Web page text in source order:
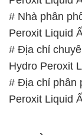
# Địa chỉ
Peroxit Liquid
📞PHÒNG
ĐẮC
🌐 Website: